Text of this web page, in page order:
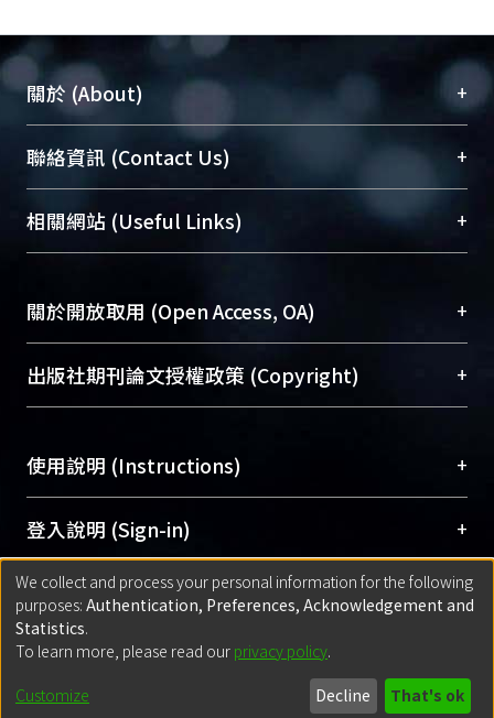
關於 (About) +
臺大位居世界頂尖大學之列，為永久珍藏及向國際
展現本校豐碩的研究成果及學術能量，圖書館整合
機構典藏（NTUR）與學術庫（AH）不同功能平
台，成為臺大學術典藏NTU scholars。期能整合研
成果。
To permanently archive and promote researcher
profiles and scholarly works, Library integrates the
services of “NTU Repository” with “Academic
聯絡資訊 (Contact Us) +
總館學科館員(Main Library)
醫學圖書館學科館員(Medical Library)
Sciences Library)
相關網站 (Useful Links) +
關於開放取用 (Open Access, OA) +
開放取用是從使用者角度提升資訊取用性的社會運
動，應用在學術研究上是透過將研究著作公開供使
用逐年攀升。同時可加速研究發展、提升研究影響
Archive）平台。 （點選深入了解OA）
出版社期刊論文授權政策 (Copyright) +
含部分內容的版權非匯入者所有，或由第三方贊
助與合作完成，請確認該版權所有者及第三方同
意提供此授權。
Please represent that the submission is your
original work, and that you have the right to
grant the rights to upload.
若欲上傳已出版的全文電子檔，可使用
policy finder
網站查詢，以確認出版單位之版權
政策。
使用說明 (Instructions) +
網站簡介(Quickstart Guide)
使用手冊(Instruction Manual)
線上預約服務(Booking Service)
登入說明 (Sign-in) +
方案一：臺灣大學計算機中心帳號登入
(With C&INC Email Account)
方案二：ORCID帳號登入(With ORCID)
匯入著作 (Submission) +
方案一：定期更新ORCID者，以ID匯入
for identifier (ORCID))
Built withDSpace-CRIS software
- Extension maintained and optimized
We collect and process your personal information for the following
purposes: Authentication, Preferences, Acknowledgement and
Statistics.
To learn more, please read our privacy policy.
Customize Decline That's ok